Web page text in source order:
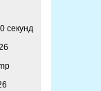
секунд